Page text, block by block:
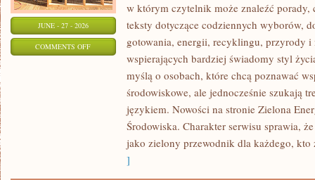
JUNE - 27 - 2026
COMMENTS OFFON
w którym czytelnik może znaleźć porady,
teksty dotyczące codziennych wyborów,
gotowania, energii, recyklingu, przyrody i
wspierających bardziej świadomy styl
myślą o osobach, które chcą poznawać
środowiskowe, ale jednocześnie szukają
językiem. Nowości na stronie Zielona
Środowiska. Charakter serwisu sprawia,
jako zielony przewodnik dla każdego, kto
]